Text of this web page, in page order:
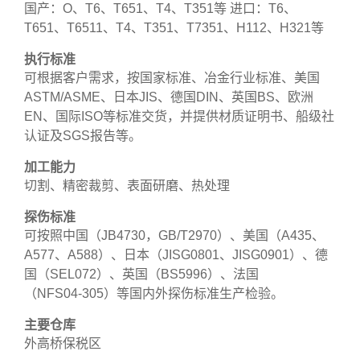
国产：O、T6、T651、T4、T351等 进口：T6、
T651、T6511、T4、T351、T7351、H112、H321等
执行标准
可根据客户需求，按国家标准、冶金行业标准、美国
ASTM/ASME、日本JIS、德国DIN、英国BS、欧洲
EN、国际ISO等标准交货，并提供材质证明书、船级社
认证及SGS报告等。
加工能力
切割、精密裁剪、表面研磨、热处理
探伤标准
可按照中国（JB4730，GB/T2970）、美国（A435、
A577、A588）、日本（JISG0801、JISG0901）、德
国（SEL072）、英国（BS5996）、法国
（NFS04‑305）等国内外探伤标准生产检验。
主要仓库
外高桥保税区